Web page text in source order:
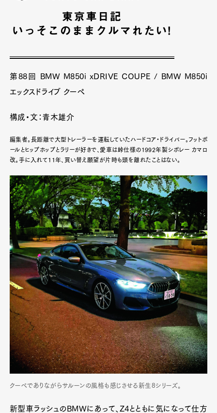
第88回 BMW M850i xDRIVE COUPE / BMW M850i
エックスドライブ クーペ
構成・文：青木雄介
編集者。長距離で大型トレーラーを運転していたハードコア・ドライバー。フットボ
ールとヒップホップとラリーが好きで、愛車は峠仕様の1992年製シボレー カマロ
改。手に入れて11年、買い替え願望が片時も頭を離れたことはない。
クーペでありながらサルーンの風格も感じさせる新生8シリーズ。
新型車ラッシュのBMWにあって、Z4とともに気になって仕方